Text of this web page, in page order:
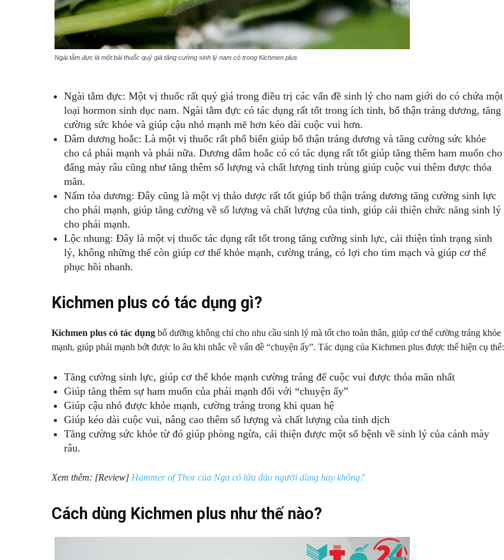
Ngài tằm đực là một bài thuốc quý giá tăng cường sinh lý nam có trong Kichmen plus
Ngài tằm đực: Một vị thuốc rất quý giá trong điều trị các vấn đề sinh lý cho nam giới do có chứa một
loại hormon sinh dục nam. Ngài tằm đực có tác dụng rất tốt trong ích tinh, bổ thận tráng dương, tăng
cường sức khỏe và giúp cậu nhỏ mạnh mẽ hơn kéo dài cuộc vui hơn.
Dâm dương hoắc: Là một vị thuốc rất phổ biến giúp bổ thận tráng dương và tăng cường sức khỏe
cho cả phái mạnh và phái nữa. Dương dâm hoắc có có tác dụng rất tốt giúp tăng thêm ham muốn cho
đấng mày râu cũng như tăng thêm số lượng và chất lượng tinh trùng giúp cuộc vui thêm được thỏa
mãn.
Nấm tỏa dương: Đây cũng là một vị thảo dược rất tốt giúp bổ thận tráng dương tăng cường sinh lực
cho phái mạnh, giúp tăng cường về số lượng và chất lượng của tinh, giúp cải thiện chức năng sinh lý
cho phái mạnh.
Lộc nhung: Đây là một vị thuốc tác dụng rất tốt trong tăng cường sinh lực, cải thiện tình trạng sinh
lý, không những thế còn giúp cơ thể khỏe mạnh, cường tráng, có lợi cho tim mạch và giúp cơ thể
phục hồi nhanh.
Kichmen plus có tác dụng gì?
Kichmen plus có tác dụng bổ dưỡng không chỉ cho nhu cầu sinh lý mà tốt cho toàn thân, giúp cơ thể cường tráng khỏe
mạnh, giúp phái mạnh bớt được lo âu khi nhắc về vấn đề “chuyện ấy”. Tác dụng của Kichmen plus được thể hiện cụ thể:
Tăng cường sinh lực, giúp cơ thể khỏe mạnh cường tráng để cuộc vui được thỏa mãn nhất
Giúp tăng thêm sự ham muốn của phái mạnh đối với “chuyện ấy”
Giúp cậu nhỏ được khỏe mạnh, cường tráng trong khi quan hệ
Giúp kéo dài cuộc vui, nâng cao thêm số lượng và chất lượng của tinh dịch
Tăng cường sức khỏe từ đó giúp phòng ngừa, cải thiện được một số bệnh về sinh lý của cánh mày
râu.
Xem thêm: [Review] Hammer of Thor của Nga có lừa đảo người dùng hay không?
Cách dùng Kichmen plus như thế nào?